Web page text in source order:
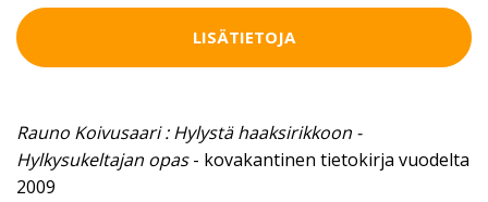
LISÄTIETOJA
Rauno Koivusaari : Hylystä haaksirikkoon -
Hylkysukeltajan opas- kovakantinen tietokirja vuodelta
2009